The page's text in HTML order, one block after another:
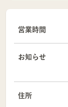
営業時間
お知らせ
住所